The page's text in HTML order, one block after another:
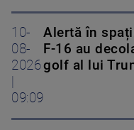
10-
08-
2026
|
09:09
Alertă în
F-16 au
golf al lui